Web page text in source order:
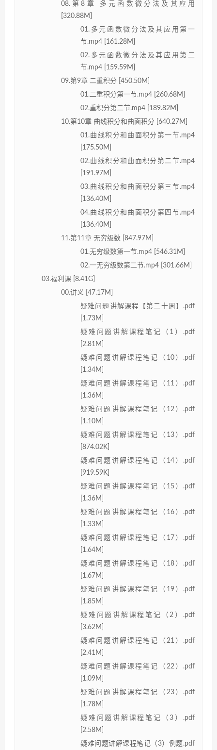
08.第8章 多元函数微分法及其应用
[320.88M]
01.多元函数微分法及其应用第一
节.mp4 [161.28M]
02.多元函数微分法及其应用第二
节.mp4 [159.59M]
09.第9章 二重积分 [450.50M]
01.二重积分第一节.mp4 [260.68M]
02.重积分第二节.mp4 [189.82M]
10.第10章 曲线积分和曲面积分 [640.27M]
01.曲线积分和曲面积分第一节.mp4
[175.50M]
02.曲线积分和曲面积分第二节.mp4
[191.97M]
03.曲线积分和曲面积分第三节.mp4
[136.40M]
04.曲线积分和曲面积分第四节.mp4
[136.40M]
11.第11章 无穷级数 [847.97M]
01.无穷级数第一节.mp4 [546.31M]
02.一无穷级数第二节.mp4 [301.66M]
03.福利课 [8.41G]
00.讲义 [47.17M]
疑难问题讲解课程【第二十周】.pdf
[1.73M]
疑难问题讲解课程笔记（1）.pdf
[2.81M]
疑难问题讲解课程笔记（10）.pdf
[1.34M]
疑难问题讲解课程笔记（11）.pdf
[1.36M]
疑难问题讲解课程笔记（12）.pdf
[1.10M]
疑难问题讲解课程笔记（13）.pdf
[874.02K]
疑难问题讲解课程笔记（14）.pdf
[919.59K]
疑难问题讲解课程笔记（15）.pdf
[1.36M]
疑难问题讲解课程笔记（16）.pdf
[1.33M]
疑难问题讲解课程笔记（17）.pdf
[1.64M]
疑难问题讲解课程笔记（18）.pdf
[1.67M]
疑难问题讲解课程笔记（19）.pdf
[1.85M]
疑难问题讲解课程笔记（2）.pdf
[3.62M]
疑难问题讲解课程笔记（21）.pdf
[2.41M]
疑难问题讲解课程笔记（22）.pdf
[1.09M]
疑难问题讲解课程笔记（23）.pdf
[1.78M]
疑难问题讲解课程笔记（3）.pdf
[2.58M]
疑难问题讲解课程笔记（3）例题.pdf